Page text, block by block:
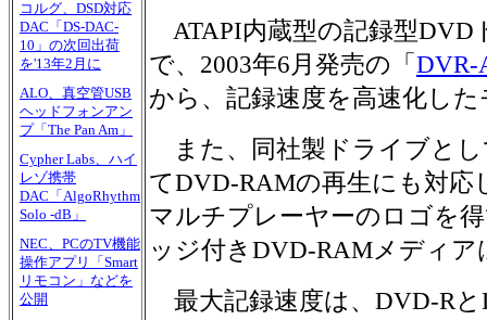
コルグ、DSD対応
DAC「DS-DAC-
10」の次回出荷
を'13年2月に
ALO、真空管USB
ヘッドフォンアン
プ「The Pan Am」
Cypher Labs、ハイ
レゾ携帯
DAC「AlgoRhythm
Solo -dB」
NEC、PCのTV機能
操作アプリ「Smart
リモコン」などを
公開
ATAPI内蔵型の記録型DVD
で、2003年6月発売の「 DVR-
から、記録速度を高速化し
また、同社製ドライブと
てDVD-RAMの再生にも対応
マルチプレーヤーのロゴを
ッジ付きDVD-RAMメディ
最大記録速度は、DVD-R